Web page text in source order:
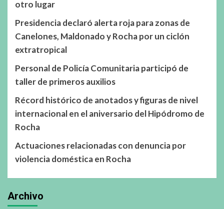
otro lugar
Presidencia declaró alerta roja para zonas de
Canelones, Maldonado y Rocha por un ciclón
extratropical
Personal de Policía Comunitaria participó de
taller de primeros auxilios
Récord histórico de anotados y figuras de nivel
internacional en el aniversario del Hipódromo de
Rocha
Actuaciones relacionadas con denuncia por
violencia doméstica en Rocha
Archivo